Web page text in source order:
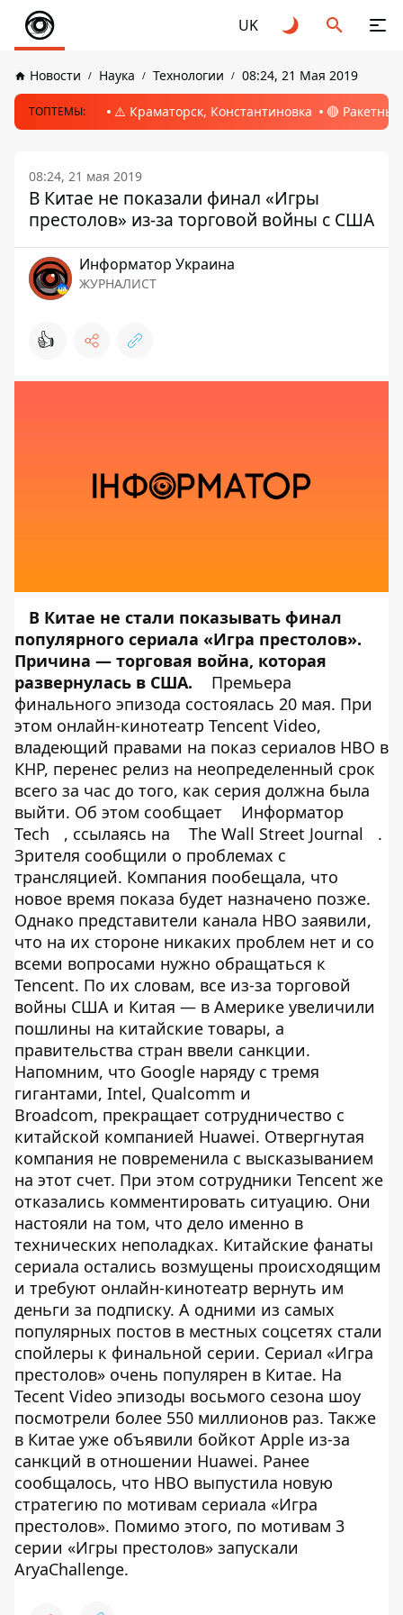
UK
Новости Наука Технологии 08:24, 21 Мая 2019
ТОПТЕМЫ: ⚠️ Краматорск, Константиновка 🔴
08:24, 21 мая 2019
В Китае не показали финал «Игры
престолов» из-за торговой войны с США
Информатор Украина
ЖУРНАЛИСТ
👍
В Китае не стали показывать финал
популярного сериала «Игра престолов».
Причина — торговая война, которая
развернулась в США.
Премьера
финального эпизода состоялась 20 мая. При
этом онлайн-кинотеатр Tencent Video,
владеющий правами на показ сериалов HBO в
КНР, перенес релиз на неопределенный срок
всего за час до того, как серия должна была
выйти. Об этом сообщает
Информатор
Tech
, ссылаясь на The Wall Street Journal
.
Зрителя сообщили о проблемах с
трансляцией. Компания пообещала, что
новое время показа будет назначено позже.
Однако представители канала HBO заявили,
что на их стороне никаких проблем нет и со
всеми вопросами нужно обращаться к
Tencent. По их словам, все из-за торговой
войны США и Китая — в Америке увеличили
пошлины на китайские товары, а
правительства стран ввели санкции.
Напомним, что Google наряду с тремя
гигантами, Intel, Qualcomm и
Broadcom, прекращает сотрудничество с
китайской компанией Huawei. Отвергнутая
компания не повременила с высказыванием
на этот счет. При этом сотрудники Tencent же
отказались комментировать ситуацию. Они
настояли на том, что дело именно в
технических неполадках. Китайские фанаты
сериала остались возмущены происходящим
и требуют онлайн-кинотеатр вернуть им
деньги за подписку. А одними из самых
популярных постов в местных соцсетях стали
спойлеры к финальной серии. Сериал «Игра
престолов» очень популярен в Китае. На
Tecent Video эпизоды восьмого сезона шоу
посмотрели более 550 миллионов раз. Также
в Китае уже объявили бойкот Apple из-за
санкций в отношении Huawei. Ранее
сообщалось, что HBO выпустила новую
стратегию по мотивам сериала «Игра
престолов». Помимо этого, по мотивам 3
серии «Игры престолов» запускали
AryaChallenge.